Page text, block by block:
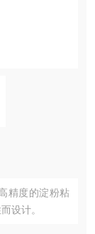
精度的淀粉粘
设计。